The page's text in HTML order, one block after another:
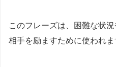
このフレーズは、困難な状
相手を励ますために使われま